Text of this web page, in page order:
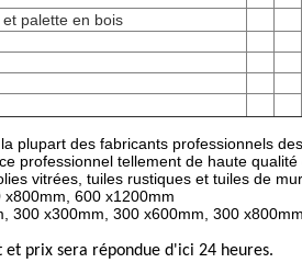
palette en bois
plupart des fabricants professionnels
professionnel tellement de haute
vitrées, tuiles rustiques et tuiles de mur.
600 x1200mm
300 x300mm, 300 x600mm, 300
prix sera répondue d'ici 24 heures.